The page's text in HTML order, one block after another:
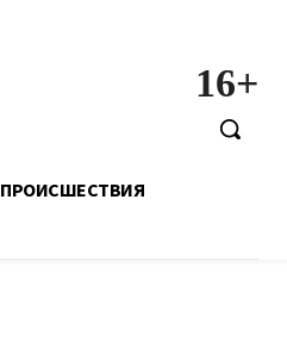
16+
ПРОИСШЕСТВИЯ